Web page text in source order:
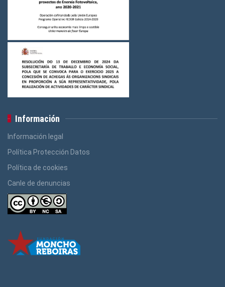
Información
Información legal
Política Protección Datos
Política de cookies
Canle de denuncias